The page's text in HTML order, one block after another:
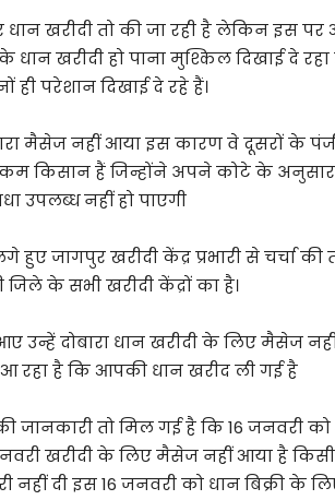
धान खरीदी तो की जा रही है लेकिन इस पर
खरीदी हो पाना मुश्किल दिखाई दे
ही परेशान दिखाई दे रहे हैं।
मैसेज नहीं आया इस कारण वे दूसरों के
कम किसान हैं जिन्होंने अपने कोटे के
उपलब्ध नहीं हो पाएगी
जागपुर खरीदी केंद्र प्रभारी से चर्चा की
के सभी खरीदी केंद्रों का है।
दोबारा धान खरीदी के लिए मैसेज
रहा है कि आपकी धान खरीद ली गई है
जानकारी तो मिल गई है कि 16 जनवरी को
खरीदी के लिए मैसेज नहीं आया है किसी
नहीं दी इस 16 जनवरी को धान बिक्री के